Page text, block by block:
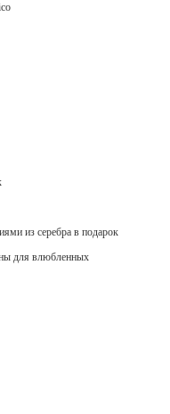
из серебра в подарок
для влюбленных